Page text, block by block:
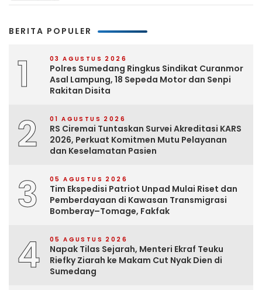
BERITA POPULER
1 03 AGUSTUS 2026
Polres Sumedang Ringkus Sindikat Curanmor
Asal Lampung, 18 Sepeda Motor dan Senpi
Rakitan Disita
2 01 AGUSTUS 2026
RS Ciremai Tuntaskan Survei Akreditasi KARS
2026, Perkuat Komitmen Mutu Pelayanan
dan Keselamatan Pasien
3 05 AGUSTUS 2026
Tim Ekspedisi Patriot Unpad Mulai Riset dan
Pemberdayaan di Kawasan Transmigrasi
Bomberay–Tomage, Fakfak
4 05 AGUSTUS 2026
Napak Tilas Sejarah, Menteri Ekraf Teuku
Riefky Ziarah ke Makam Cut Nyak Dien di
Sumedang